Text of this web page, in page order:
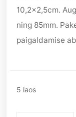
10,2×2,5cm.
ning 85mm.
paigaldamise
5 laos